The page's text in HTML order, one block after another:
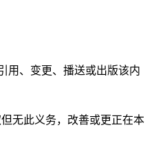
用、变更、播送或出版该内
无此义务，改善或更正在本